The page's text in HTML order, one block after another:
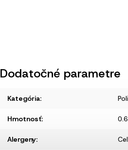
Dodatočné parametre
Kategória:
Hmotnosť:
Alergeny: